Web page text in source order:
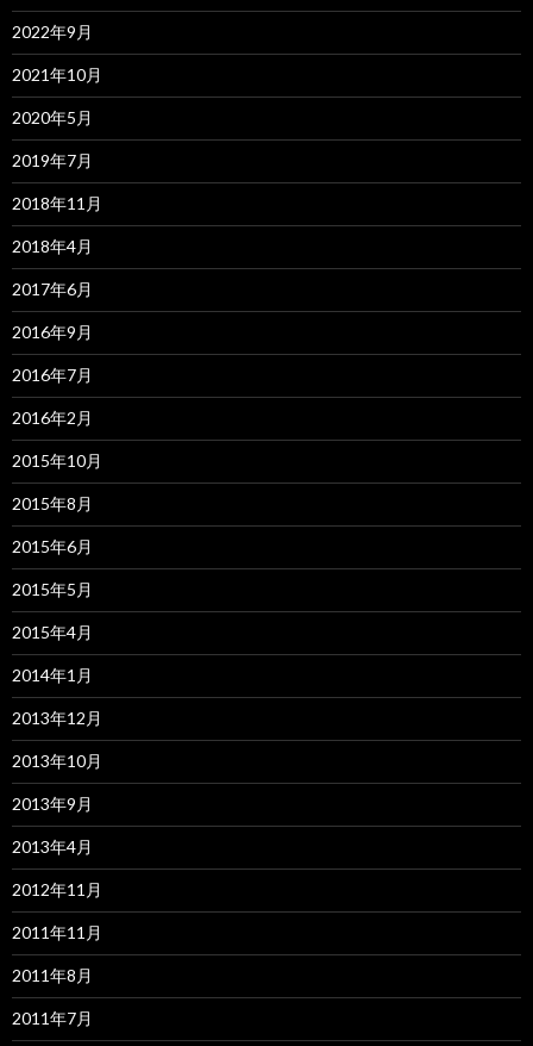
2022年9月
2021年10月
2020年5月
2019年7月
2018年11月
2018年4月
2017年6月
2016年9月
2016年7月
2016年2月
2015年10月
2015年8月
2015年6月
2015年5月
2015年4月
2014年1月
2013年12月
2013年10月
2013年9月
2013年4月
2012年11月
2011年11月
2011年8月
2011年7月